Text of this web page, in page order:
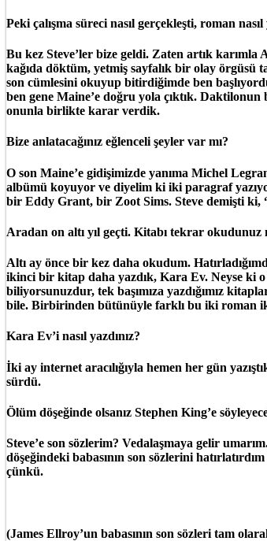
Peki çalışma süreci nasıl gerçekleşti, roman
Bu kez Steve’ler bize geldi. Zaten artık
kağıda döktüm, yetmiş sayfalık bir olay örgüsü
son cümlesini okuyup bitirdiğimde ben
ben gene Maine’e doğru yola çıktık.
onunla birlikte karar verdik.
Bize anlatacağınız eğlenceli şeyler var mı?
O son Maine’e gidişimizde yanıma Michel
albümü koyuyor ve diyelim ki iki paragraf
bir Eddy Grant, bir Zoot Sims. Steve demişti ki,
Aradan on altı yıl geçti. Kitabı tekrar okudunuz
Altı ay önce bir kez daha okudum.
ikinci bir kitap daha yazdık, Kara Ev. Neyse ki
biliyorsunuzdur, tek başımıza yazdığımız
bile. Birbirinden bütünüyle farklı bu iki roman
Kara Ev’i nasıl yazdınız?
İki ay internet aracılığıyla hemen her gün
sürdü.
Ölüm döşeğinde olsanız Stephen King’e
Steve’e son sözlerim? Vedalaşmaya gelir
döşeğindeki babasının son sözlerini
çünkü.
(James Ellroy’un babasının son sözleri tam